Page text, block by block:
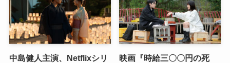
中島健人主演、Netflixシリ
映画『時給三〇〇円の死